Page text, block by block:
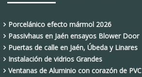
Porcelánico efecto mármol 2026
Passivhaus en Jaén ensayos Blower Door
Puertas de calle en Jaén, Úbeda y Linares
Instalación de vidrios Grandes
Ventanas de Aluminio con corazón de PVC